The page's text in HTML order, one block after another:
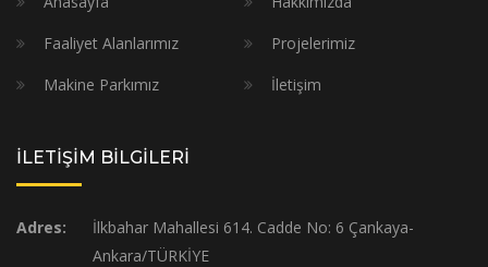
Faaliyet Alanlarımız
Projelerimiz
Makine Parkımız
İletişim
İLETİŞİM BİLGİLERİ
Adres:
İlkbahar Mahallesi 614. Cadde No: 6 Çankaya-
Ankara/TÜRKİYE